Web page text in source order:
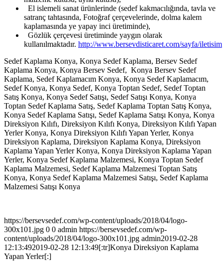
El islemeli sanat ürünlerinde (sedef kakmacılığında, tavla ve
satranç tahtasında, Fotoğraf çerçevelerinde, dolma kalem
kaplamasında ye yapay inci üretiminde),
Gözlük çerçevesi üretiminde yaygın olarak
kullanılmaktadır. http://www.bersevdisticaret.com/sayfa/iletisim
Sedef Kaplama Konya, Konya Sedef Kaplama, Bersev Sedef
Kaplama Konya, Konya Bersev Sedef, Konya Bersev Sedef
Kaplama, Sedef Kaplamacım Konya, Konya Sedef Kaplamacım,
Sedef Konya, Konya Sedef, Konya Toptan Sedef, Sedef Toptan
Satış Konya, Konya Sedef Satışı, Sedef Satışı Konya, Konya
Toptan Sedef Kaplama Satış, Sedef Kaplama Toptan Satış Konya,
Konya Sedef Kaplama Satışı, Sedef Kaplama Satışı Konya, Konya
Direksiyon Kılıfı, Direksiyon Kılıfı Konya, Direksiyon Kılıfı Yapan
Yerler Konya, Konya Direksiyon Kılıfı Yapan Yerler, Konya
Direksiyon Kaplama, Direksiyon Kaplama Konya, Direksiyon
Kaplama Yapan Yerler Konya, Konya Direksiyon Kaplama Yapan
Yerler, Konya Sedef Kaplama Malzemesi, Konya Toptan Sedef
Kaplama Malzemesi, Sedef Kaplama Malzemesi Toptan Satış
Konya, Konya Sedef Kaplama Malzemesi Satışı, Sedef Kaplama
Malzemesi Satışı Konya
https://bersevsedef.com/wp-content/uploads/2018/04/logo-
300x101.jpg 0 0 admin https://bersevsedef.com/wp-
content/uploads/2018/04/logo-300x101.jpg admin2019-02-28
12:13:492019-02-28 12:13:49[:tr]Konya Direksiyon Kaplama
Yapan Yerler[:]